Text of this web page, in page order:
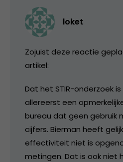
loket
Zojuist deze reactie
artikel:
Dat het STIR-onderzoek
allereerst een
bureau dat geen gebruik
cijfers. Bierman heeft
effectiviteit niet is
metingen. Dat is ook niet